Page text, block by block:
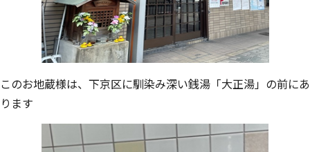
このお地蔵様は、下京区に馴染み深い銭湯「大正湯」の前にあ
ります